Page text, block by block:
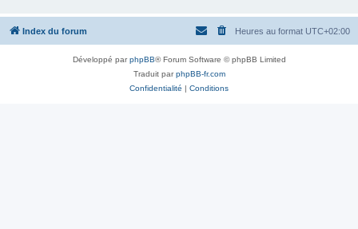
Index du forum Heures au format UTC+02:00
Développé parphpBB® Forum Software © phpBB Limited
Traduit parphpBB-fr.com
Confidentialité | Conditions